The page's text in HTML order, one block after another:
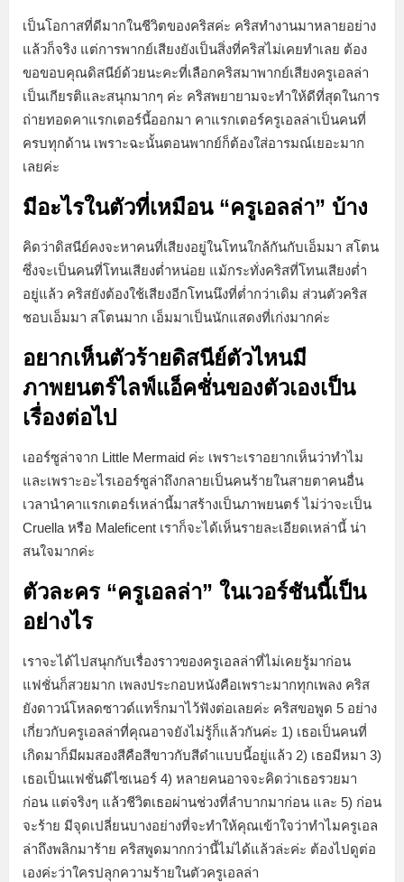
เป็นโอกาสที่ดีมากในชีวิตของคริสค่ะ คริสทำงานมาหลายอย่าง
แล้วก็จริง แต่การพากย์เสียงยังเป็นสิ่งที่คริสไม่เคยทำเลย ต้อง
ขอขอบคุณดิสนีย์ด้วยนะคะที่เลือกคริสมาพากย์เสียงครูเอลล่า
เป็นเกียรติและสนุกมากๆ ค่ะ คริสพยายามจะทำให้ดีที่สุดในการ
ถ่ายทอดคาแรกเตอร์นี้ออกมา คาแรกเตอร์ครูเอลล่าเป็นคนที่
ครบทุกด้าน เพราะฉะนั้นตอนพากย์ก็ต้องใส่อารมณ์เยอะมาก
เลยค่ะ
มีอะไรในตัวที่เหมือน “ครูเอลล่า” บ้าง
คิดว่าดิสนีย์คงจะหาคนที่เสียงอยู่ในโทนใกล้กันกับเอ็มมา สโตน
ซึ่งจะเป็นคนที่โทนเสียงต่ำหน่อย แม้กระทั่งคริสที่โทนเสียงต่ำ
อยู่แล้ว คริสยังต้องใช้เสียงอีกโทนนึงที่ต่ำกว่าเดิม ส่วนตัวคริส
ชอบเอ็มมา สโตนมาก เอ็มมาเป็นนักแสดงที่เก่งมากค่ะ
อยากเห็นตัวร้ายดิสนีย์ตัวไหนมี
ภาพยนตร์ไลฟ์แอ็คชั่นของตัวเองเป็น
เรื่องต่อไป
เออร์ซูล่าจาก Little Mermaid ค่ะ เพราะเราอยากเห็นว่าทำไม
และเพราะอะไรเออร์ซูล่าถึงกลายเป็นคนร้ายในสายตาคนอื่น
เวลานำคาแรกเตอร์เหล่านี้มาสร้างเป็นภาพยนตร์ ไม่ว่าจะเป็น
Cruella หรือ Maleficent เราก็จะได้เห็นรายละเอียดเหล่านี้ น่า
สนใจมากค่ะ
ตัวละคร “ครูเอลล่า” ในเวอร์ชันนี้เป็น
อย่างไร
เราจะได้ไปสนุกกับเรื่องราวของครูเอลล่าที่ไม่เคยรู้มาก่อน
แฟชั่นก็สวยมาก เพลงประกอบหนังคือเพราะมากทุกเพลง คริส
ยังดาวน์โหลดซาวด์แทร็กมาไว้ฟังต่อเลยค่ะ คริสขอพูด 5 อย่าง
เกี่ยวกับครูเอลล่าที่คุณอาจยังไม่รู้ก็แล้วกันค่ะ 1) เธอเป็นคนที่
เกิดมาก็มีผมสองสีคือสีขาวกับสีดำแบบนี้อยู่แล้ว 2) เธอมีหมา 3)
เธอเป็นแฟชั่นดีไซเนอร์ 4) หลายคนอาจจะคิดว่าเธอรวยมา
ก่อน แต่จริงๆ แล้วชีวิตเธอผ่านช่วงที่ลำบากมาก่อน และ 5) ก่อน
จะร้าย มีจุดเปลี่ยนบางอย่างที่จะทำให้คุณเข้าใจว่าทำไมครูเอล
ล่าถึงพลิกมาร้าย คริสพูดมากกว่านี้ไม่ได้แล้วล่ะค่ะ ต้องไปดูต่อ
เองค่ะว่าใครปลุกความร้ายในตัวครูเอลล่า